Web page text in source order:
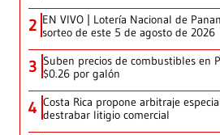
2 EN VIVO | Lotería Nacional de
sorteo de este 5 de agosto de 2026
3 Suben precios de combustibles en
$0.26 por galón
4 Costa Rica propone arbitraje
destrabar litigio comercial